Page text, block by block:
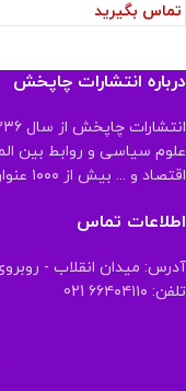
تماس بگیرید
درباره انتشارات چاپخش
علوم سیاسی و روابط بین
اقتصاد و ... بیش از ۱۰۰۰ عنوان کتاب روانه بازار نشر کرده است .
اطلاعات تماس
آدرس: میدان انقلاب -
تلفن: ۶۶۴۰۴۱۱۰ 021